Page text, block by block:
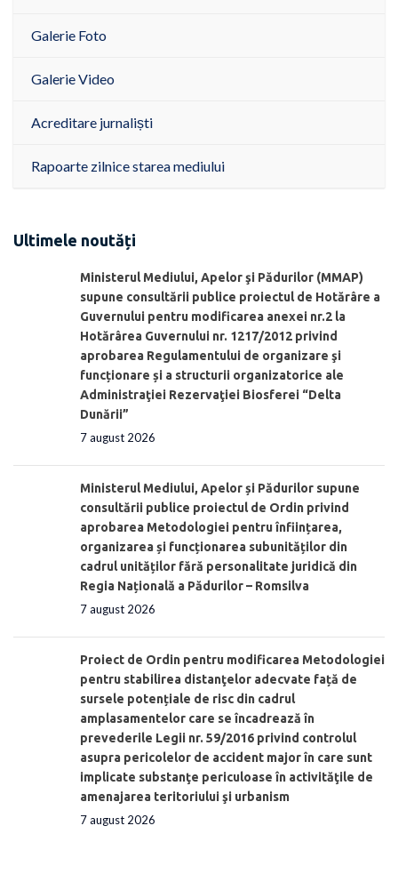
Galerie Foto
Galerie Video
Acreditare jurnaliști
Rapoarte zilnice starea mediului
Ultimele noutăți
Ministerul Mediului, Apelor şi Pădurilor (MMAP)
supune consultării publice proiectul de Hotărâre a
Guvernului pentru modificarea anexei nr.2 la
Hotărârea Guvernului nr. 1217/2012 privind
aprobarea Regulamentului de organizare şi
funcționare și a structurii organizatorice ale
Administraţiei Rezervaţiei Biosferei “Delta
Dunării”
7 august 2026
Ministerul Mediului, Apelor și Pădurilor supune
consultării publice proiectul de Ordin privind
aprobarea Metodologiei pentru înființarea,
organizarea și funcționarea subunităților din
cadrul unităților fără personalitate juridică din
Regia Națională a Pădurilor – Romsilva
7 august 2026
Proiect de Ordin pentru modificarea Metodologiei
pentru stabilirea distanţelor adecvate față de
sursele potențiale de risc din cadrul
amplasamentelor care se încadrează în
prevederile Legii nr. 59/2016 privind controlul
asupra pericolelor de accident major în care sunt
implicate substanţe periculoase în activităţile de
amenajarea teritoriului şi urbanism
7 august 2026